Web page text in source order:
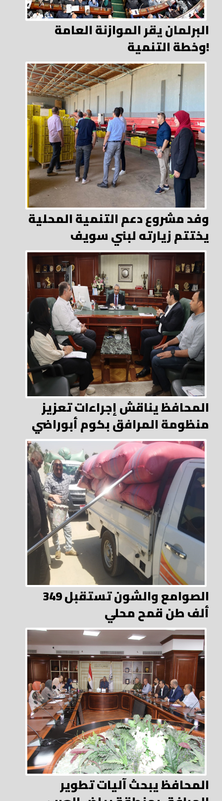
البرلمان يقر الموازنة العامة
وخطة التنمية!
وفد مشروع دعم التنمية المحلية
يختتم زيارته لبني سويف
المحافظ يناقش إجراءات تعزيز
منظومة المرافق بكوم أبوراضي
الصوامع والشون تستقبل 349
ألف طن قمح محلي
المحافظ يبحث آليات تطوير